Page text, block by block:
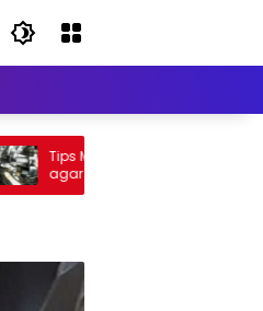
Tips Meningkatkan Performa Motor
agar Lebih Kencang